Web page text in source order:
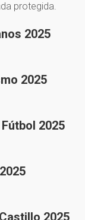
protegida.
2025
2025
2025
2025